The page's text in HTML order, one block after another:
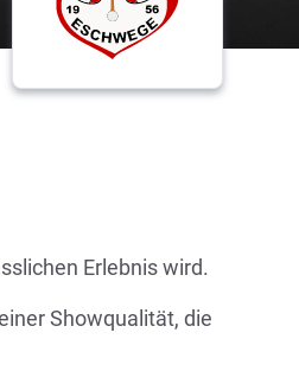
Erlebnis wird.
Showqualität, die